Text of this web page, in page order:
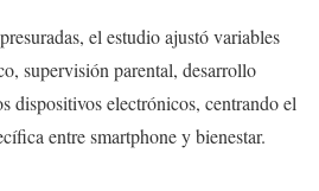
el estudio ajustó variables
supervisión parental, desarrollo
dispositivos electrónicos, centrando el
entre smartphone y bienestar.